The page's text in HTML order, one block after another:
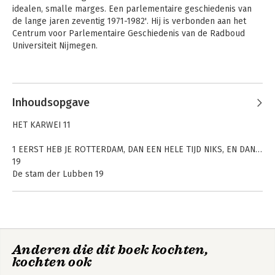
Ruud Lubbers
idealen, smalle marges. Een parlementaire geschiedenis van
de lange jaren zeventig 1971-1982'. Hij is verbonden aan het
Centrum voor Parlementaire Geschiedenis van de Radboud
Universiteit Nijmegen.
Andere boeken door Lennart
Steenbergen
Ruud Lubbers
Inhoudsopgave
HET KARWEI 11
1 EERST HEB JE ROTTERDAM, DAN EEN HELE TIJD NIKS, EN DAN…
19
De stam der Lubben 19
Niet van zijn geloof gevallen 41
Anderen die dit boek kochten,
kochten ook